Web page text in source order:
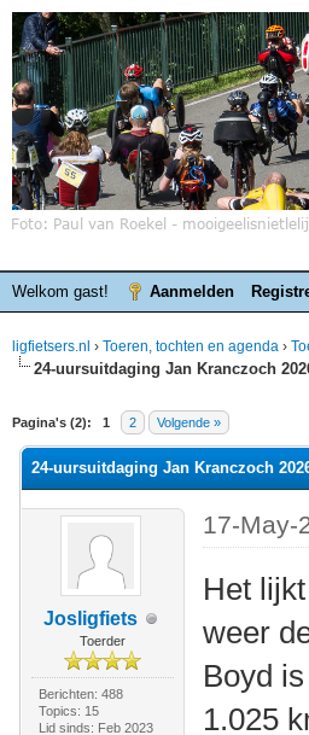
Welkom gast! Aanmelden
ligfietsers.nl › Toeren, tochten en agenda ›
24-uursuitdaging Jan Kranczoch
Pagina's (2): 1 2 Volgende »
waardering is 0
24-uursuitdaging Jan Kranczoch
Josligfiets
Toerder
Berichten: 488
Topics: 15
Lid sinds: Feb 2023
17-May-
Het
weer
Boyd
1.025